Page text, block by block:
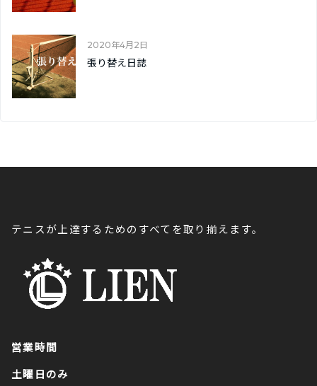
2020年4月2日
張り替え日誌
テニスが上達するためのすべてを取り揃えます。
営業時間
土曜日のみ